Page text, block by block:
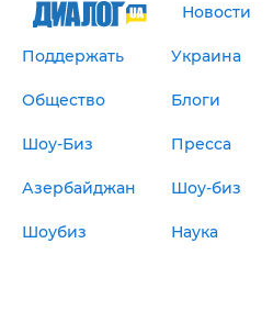
Новости
Поддержать Украина
Общество Блоги
Шоу-Биз Пресса
Азербайджан Шоу-биз
Шоубиз Наука